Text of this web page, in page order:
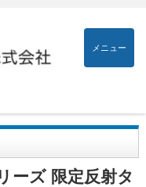
メニュー
ズ 限定反射タ